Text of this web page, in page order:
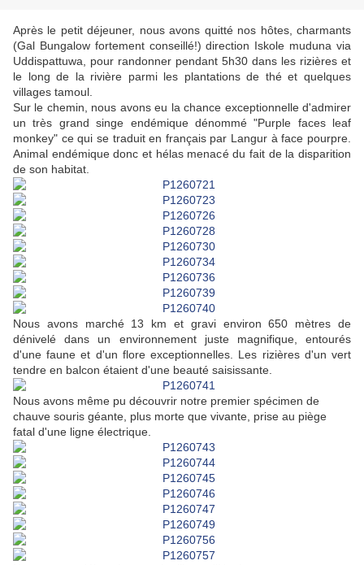
Après le petit déjeuner, nous avons quitté nos hôtes, charmants
(Gal Bungalow fortement conseillé!) direction Iskole muduna via
Uddispattuwa, pour randonner pendant 5h30 dans les rizières et
le long de la rivière parmi les plantations de thé et quelques
villages tamoul.
Sur le chemin, nous avons eu la chance exceptionnelle d'admirer
un très grand singe endémique dénommé "Purple faces leaf
monkey" ce qui se traduit en français par Langur à face pourpre.
Animal endémique donc et hélas menacé du fait de la disparition
de son habitat.
Nous avons marché 13 km et gravi environ 650 mètres de
dénivelé dans un environnement juste magnifique, entourés
d'une faune et d'un flore exceptionnelles. Les rizières d'un vert
tendre en balcon étaient d'une beauté saisissante.
Nous avons même pu découvrir notre premier spécimen de
chauve souris géante, plus morte que vivante, prise au piège
fatal d'une ligne électrique.